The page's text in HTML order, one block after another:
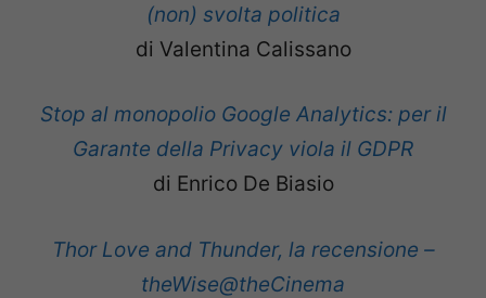
(non) svolta politica
di Valentina Calissano
Stop al monopolio Google Analytics: per il
Garante della Privacy viola il GDPR
di Enrico De Biasio
Thor Love and Thunder, la recensione –
theWise@theCinema